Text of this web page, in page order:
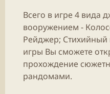
Всего в игре 4 вида
вооружением -
Рейджер;
игры Вы сможете
прохождение
рандомами.​